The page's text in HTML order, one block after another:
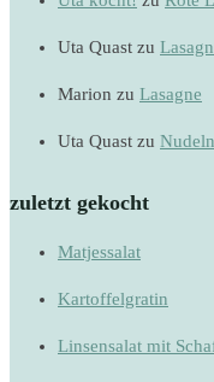
Uta Quast zu
Marion zu Lasagne
Uta Quast zu
zuletzt gekocht
Matjessalat
Kartoffelgratin
Linsensalat mit